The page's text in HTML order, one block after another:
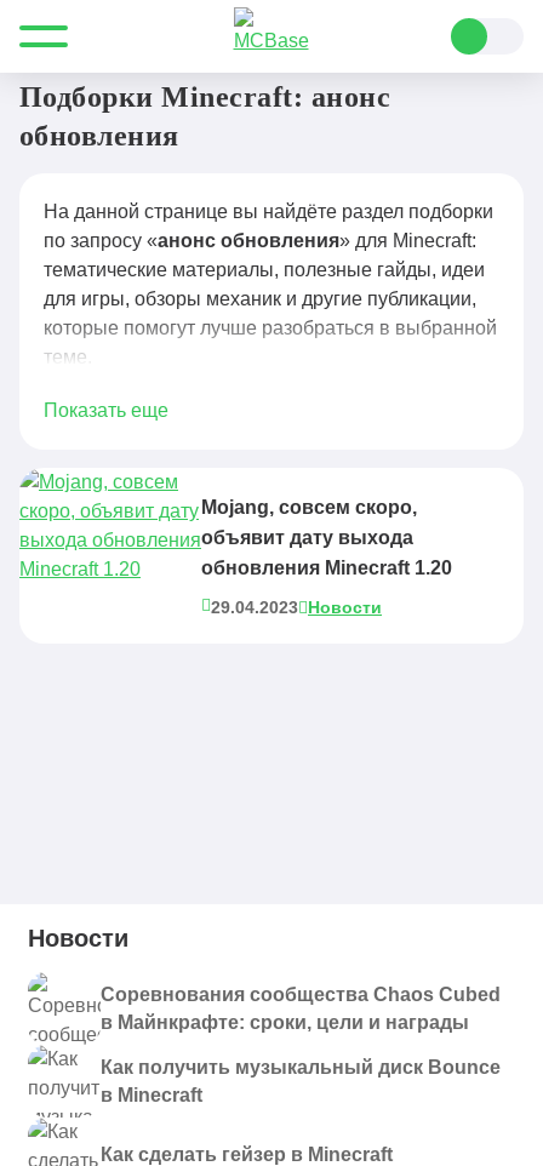
Все для Minecraft анонс обновления
Подборки Minecraft: анонс
обновления
На данной странице вы найдёте раздел подборки
по запросу «анонс обновления» для Minecraft:
тематические материалы, полезные гайды, идеи
для игры, обзоры механик и другие публикации,
которые помогут лучше разобраться в выбранной
теме.
Показать еще
Mojang, совсем скоро,
объявит дату выхода
обновления Minecraft 1.20
29.04.2023 Новости
Новости
Соревнования сообщества Chaos Cubed
в Майнкрафте: сроки, цели и награды
Как получить музыкальный диск Bounce
в Minecraft
Как сделать гейзер в Minecraft